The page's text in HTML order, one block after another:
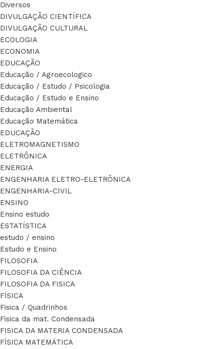
Diversos
DIVULGAÇÃO CIENTÍFICA
DIVULGAÇÃO CULTURAL
ECOLOGIA
ECONOMIA
EDUCAÇÃO
Educação / Agroecologico
Educação / Estudo / Psicologia
Educação / Estudo e Ensino
Educação Ambiental
Educação Matemática
EDUCAÇÃO
ELETROMAGNETISMO
ELETRÔNICA
ENERGIA
ENGENHARIA ELETRO-ELETRÔNICA
ENGENHARIA-CIVIL
ENSINO
Ensino estudo
ESTATÍSTICA
estudo / ensino
Estudo e Ensino
FILOSOFIA
FILOSOFIA DA CIÊNCIA
FILOSOFIA DA FISICA
FÍSICA
Fisica / Quadrinhos
Fisica da mat. Condensada
FISICA DA MATERIA CONDENSADA
FÍSICA MATEMÁTICA